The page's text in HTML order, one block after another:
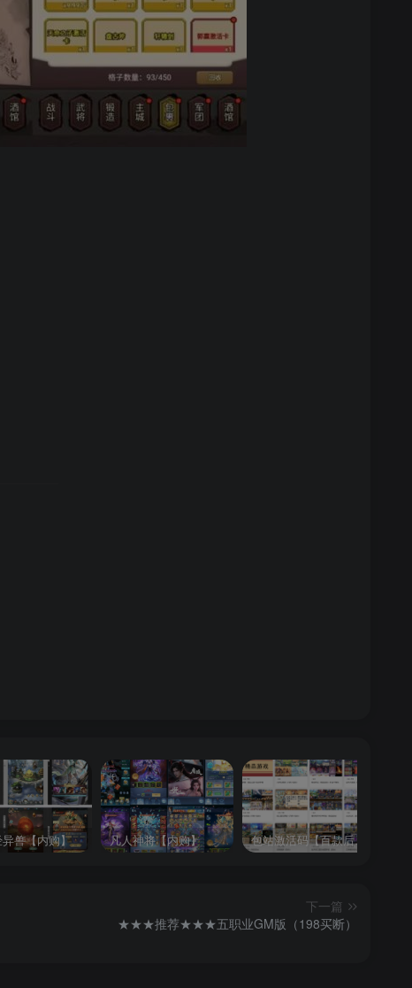
兽【内购】 凡人神将【内购】 包站激活码【百款后台游戏】
下一篇
★★★推荐★★★五职业GM版（198买断）